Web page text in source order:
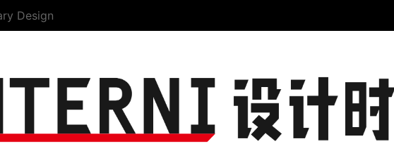
Design